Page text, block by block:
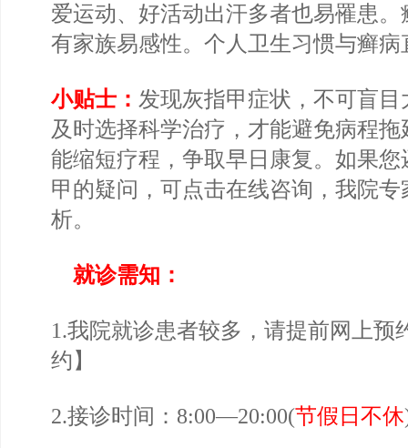
爱运动、好活动出汗多者也易罹患
有家族易感性。个人卫生习惯与癣病
小贴士： 发现灰指甲症状，不可盲
及时选择科学治疗，才能避免病程
能缩短疗程，争取早日康复。如果
甲的疑问，可点击在线咨询，我院
析。
就诊需知：
1.我院就诊患者较多，请提前网上预
约 】
2.接诊时间：8:00—20:00(节假日不休